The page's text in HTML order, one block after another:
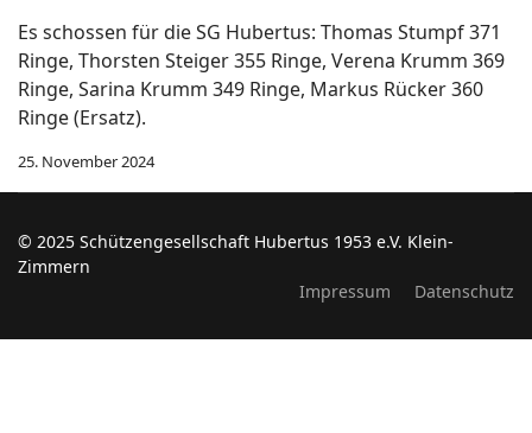
Es schossen für die SG Hubertus: Thomas Stumpf 371
Ringe, Thorsten Steiger 355 Ringe, Verena Krumm 369
Ringe, Sarina Krumm 349 Ringe, Markus Rücker 360
Ringe (Ersatz).
25. November 2024
© 2025 Schützengesellschaft Hubertus 1953 e.V. Klein-
Zimmern
Impressum
Datenschutz